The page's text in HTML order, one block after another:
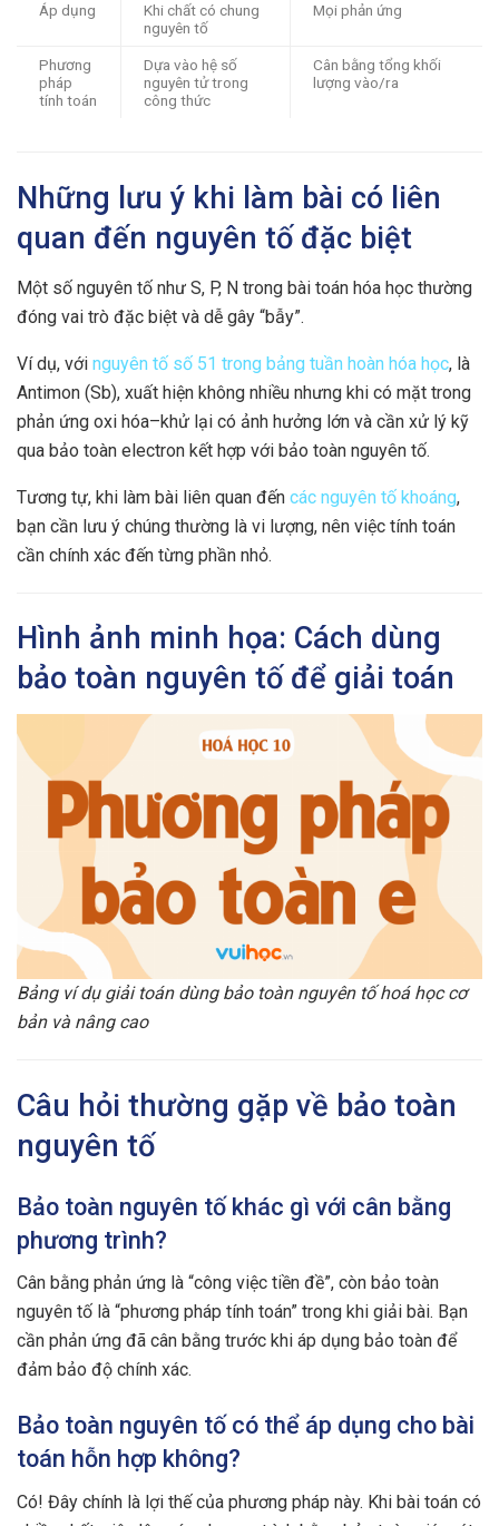
Áp dụng
Khi chất có chung
nguyên tố
Mọi phản ứng
Phương
pháp
tính toán
Dựa vào hệ số
nguyên tử trong
công thức
Cân bằng tổng khối
lượng vào/ra
Những lưu ý khi làm bài có liên
quan đến nguyên tố đặc biệt
Một số nguyên tố như S, P, N trong bài toán hóa học thường
đóng vai trò đặc biệt và dễ gây “bẫy”.
Ví dụ, với nguyên tố số 51 trong bảng tuần hoàn hóa học, là
Antimon (Sb), xuất hiện không nhiều nhưng khi có mặt trong
phản ứng oxi hóa–khử lại có ảnh hưởng lớn và cần xử lý kỹ
qua bảo toàn electron kết hợp với bảo toàn nguyên tố.
Tương tự, khi làm bài liên quan đến các nguyên tố khoáng,
bạn cần lưu ý chúng thường là vi lượng, nên việc tính toán
cần chính xác đến từng phần nhỏ.
Hình ảnh minh họa: Cách dùng
bảo toàn nguyên tố để giải toán
Bảng ví dụ giải toán dùng bảo toàn nguyên tố hoá học cơ
bản và nâng cao
Câu hỏi thường gặp về bảo toàn
nguyên tố
Bảo toàn nguyên tố khác gì với cân bằng
phương trình?
Cân bằng phản ứng là “công việc tiền đề”, còn bảo toàn
nguyên tố là “phương pháp tính toán” trong khi giải bài. Bạn
cần phản ứng đã cân bằng trước khi áp dụng bảo toàn để
đảm bảo độ chính xác.
Bảo toàn nguyên tố có thể áp dụng cho bài
toán hỗn hợp không?
Có! Đây chính là lợi thế của phương pháp này. Khi bài toán có